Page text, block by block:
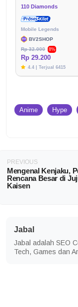
110 Diamonds
Mobile Legends
BV2SHOP
Rp 32.000
8%
Rp 29.200
4.4 | Terjual 6415
Anime Hype
PREVIOUS
Mengenal Kenjaku,
Rencana Besar di
Kaisen
Jabal
Jabal adalah SEO
Tech, Games dan